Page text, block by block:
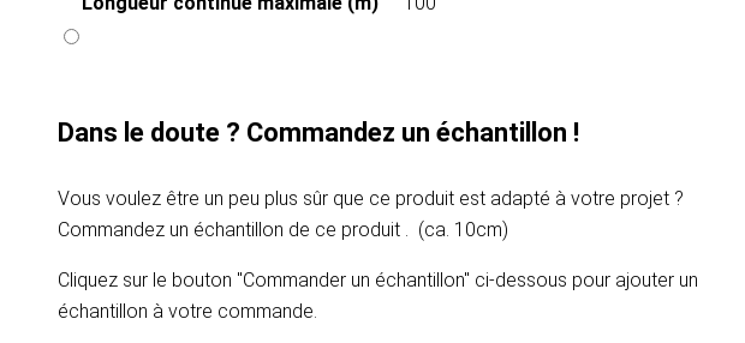
Dans le doute ? Commandez un échantillon !
Vous voulez être un peu plus sûr que ce produit est adapté à votre projet ?
Commandez un échantillon de ce produit . (ca. 10cm)
Cliquez sur le bouton "Commander un échantillon" ci-dessous pour ajouter un
échantillon à votre commande.